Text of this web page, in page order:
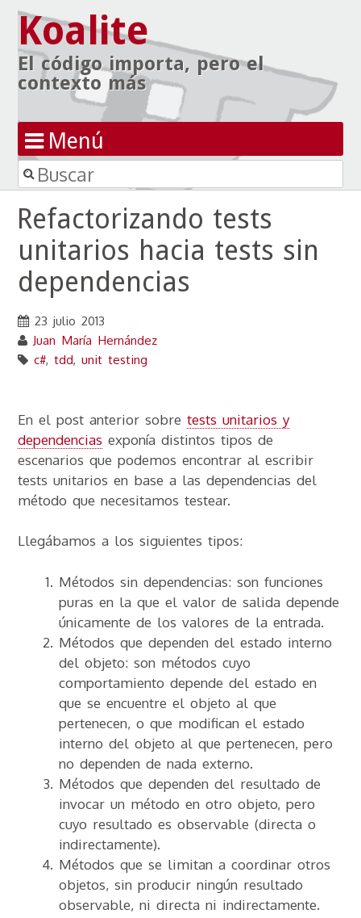
Koalite
El código importa, pero el
contexto más
Menú
Ir al contenido
Buscar
Refactorizando tests
unitarios hacia tests sin
dependencias
23 julio 2013
Juan María Hernández
c#,tdd,unit testing
En el post anterior sobretests unitarios y
dependencias exponía distintos tipos de
escenarios que podemos encontrar al escribir
tests unitarios en base a las dependencias del
método que necesitamos testear.
Llegábamos a los siguientes tipos:
Métodos sin dependencias: son funciones
puras en la que el valor de salida depende
únicamente de los valores de la entrada.
Métodos que dependen del estado interno
del objeto: son métodos cuyo
comportamiento depende del estado en
que se encuentre el objeto al que
pertenecen, o que modifican el estado
interno del objeto al que pertenecen, pero
no dependen de nada externo.
Métodos que dependen del resultado de
invocar un método en otro objeto, pero
cuyo resultado es observable (directa o
indirectamente).
Métodos que se limitan a coordinar otros
objetos, sin producir ningún resultado
observable, ni directa ni indirectamente.